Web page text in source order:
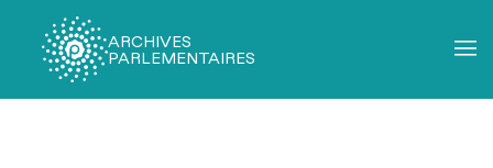
ARCHIVES
PARLEMENTAIRES